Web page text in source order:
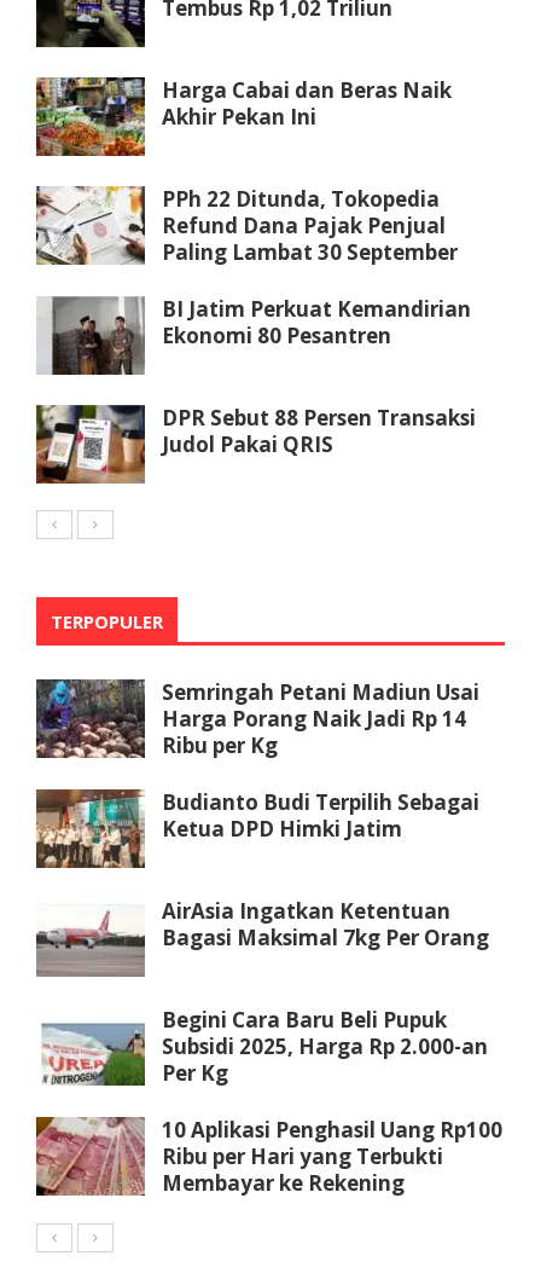
Tembus Rp 1,02 Triliun
Harga Cabai dan Beras Naik
Akhir Pekan Ini
PPh 22 Ditunda, Tokopedia
Refund Dana Pajak Penjual
Paling Lambat 30 September
BI Jatim Perkuat Kemandirian
Ekonomi 80 Pesantren
DPR Sebut 88 Persen Transaksi
Judol Pakai QRIS
TERPOPULER
Semringah Petani Madiun Usai
Harga Porang Naik Jadi Rp 14
Ribu per Kg
Budianto Budi Terpilih Sebagai
Ketua DPD Himki Jatim
AirAsia Ingatkan Ketentuan
Bagasi Maksimal 7kg Per Orang
Begini Cara Baru Beli Pupuk
Subsidi 2025, Harga Rp 2.000-an
Per Kg
10 Aplikasi Penghasil Uang Rp100
Ribu per Hari yang Terbukti
Membayar ke Rekening